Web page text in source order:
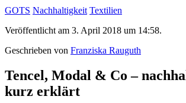
GOTS Nachhaltigkeit Textilien
Veröffentlicht am 3. April 2018 um 14:58.
Geschrieben von Franziska Rauguth
Tencel, Modal & Co –
kurz erklärt